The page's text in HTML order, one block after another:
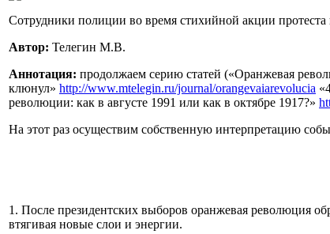
Сотрудники полиции во время стихийной акции
Автор: Телегин М.В.
Аннотация: продолжаем серию статей («Оранжевая
клюнул» http://www.mtelegin.ru/journal/orangevaiarevolucia
революции: как в августе 1991 или как в октябре 1917?»
На этот раз осуществим собственную интерпретацию
1. После президентских выборов оранжевая революция
втягивая новые слои и энергии.